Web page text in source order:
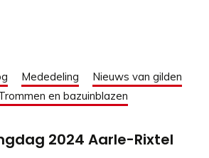
Mededeling
Nieuws van gilden
en bazuinblazen
2024 Aarle-Rixtel